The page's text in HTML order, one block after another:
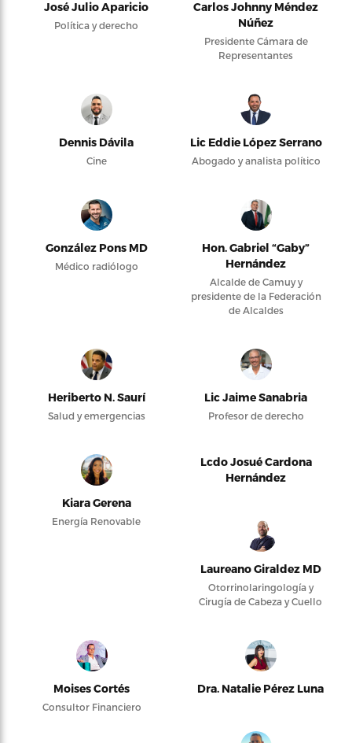
José Julio Aparicio
Política y derecho
Carlos Johnny Méndez
Núñez
Presidente Cámara de
Representantes
Dennis Dávila
Cine
Lic Eddie López Serrano
Abogado y analista político
González Pons MD
Médico radiólogo
Hon. Gabriel “Gaby”
Hernández
Alcalde de Camuy y
presidente de la Federación
de Alcaldes
Heriberto N. Saurí
Salud y emergencias
Lic Jaime Sanabria
Profesor de derecho
Kiara Gerena
Energía Renovable
Lcdo Josué Cardona
Hernández
Laureano Giraldez MD
Otorrinolaringología y
Cirugía de Cabeza y Cuello
Moises Cortés
Consultor Financiero
Dra. Natalie Pérez Luna